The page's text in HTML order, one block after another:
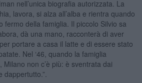
nell’unica biografia autorizzata. La
lavora, si alza all’alba e rientra quando
fermo della famiglia. Il piccolo Silvio sa
dà una mano, racconterà di aver
portare a casa il latte e di essere stato
Nel ‘46, quando la famiglia
Milano non c’è più: è sventrata dai